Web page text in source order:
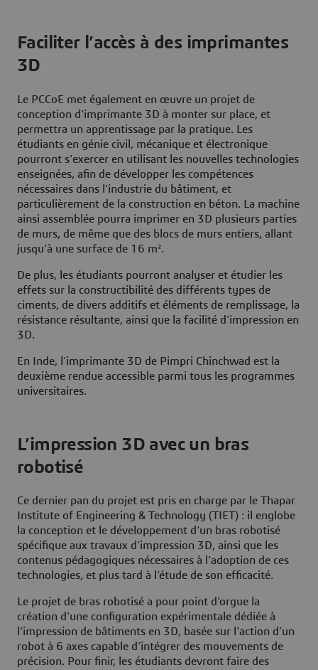
Faciliter l’accès à des imprimantes
3D
Le PCCoE met également en œuvre un projet de
conception d'imprimante 3D à monter sur place, et
permettra un apprentissage par la pratique. Les
étudiants en génie civil, mécanique et électronique
pourront s'exercer en utilisant les nouvelles technologies
enseignées, afin de développer les compétences
nécessaires dans l'industrie du bâtiment, et
particulièrement de la construction en béton. La machine
ainsi assemblée pourra imprimer en 3D plusieurs parties
de murs, de même que des blocs de murs entiers, allant
jusqu’à une surface de 16 m².
De plus, les étudiants pourront analyser et étudier les
effets sur la constructibilité des différents types de
ciments, de divers additifs et éléments de remplissage, la
résistance résultante, ainsi que la facilité d'impression en
3D.
En Inde, l'imprimante 3D de Pimpri Chinchwad est la
deuxième rendue accessible parmi tous les programmes
universitaires.
L’impression 3D avec un bras
robotisé
Ce dernier pan du projet est pris en charge par le Thapar
Institute of Engineering & Technology (TIET) : il englobe
la conception et le développement d’un bras robotisé
spécifique aux travaux d’impression 3D, ainsi que les
contenus pédagogiques nécessaires à l’adoption de ces
technologies, et plus tard à l’étude de son efficacité.
Le projet de bras robotisé a pour point d’orgue la
création d'une configuration expérimentale dédiée à
l’impression de bâtiments en 3D, basée sur l’action d’un
robot à 6 axes capable d’intégrer des mouvements de
précision. Pour finir, les étudiants devront faire des